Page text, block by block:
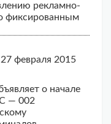
рекламно-
фиксированным
февраля 2015
о начале
— 002